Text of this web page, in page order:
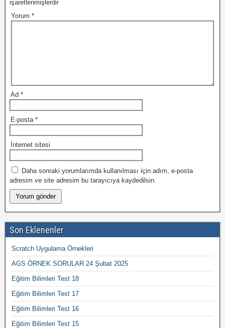
işaretlenmişlerdir
Yorum *
Ad *
E-posta *
İnternet sitesi
Daha sonraki yorumlarımda kullanılması için adım, e-posta
adresim ve site adresim bu tarayıcıya kaydedilsin.
Son Eklenenler
Scratch Uygulama Örnekleri
AGS ÖRNEK SORULAR 24 Şubat 2025
Eğitim Bilimleri Test 18
Eğitim Bilimleri Test 17
Eğitim Bilimleri Test 16
Eğitim Bilimleri Test 15